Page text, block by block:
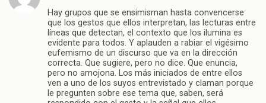
Hay grupos que se ensimisman hasta convencerse
que los gestos que ellos interpretan, las lecturas entre
líneas que detectan, el contexto que los ilumina es
evidente para todos. Y aplauden a rabiar el vigésimo
eufemismo de un discurso que va en la dirección
correcta. Que sugiere, pero no dice. Que enuncia,
pero no amojona. Los más iniciados de entre ellos
ven a uno de los suyos entrevistado y claman porque
le pregunten sobre ese tema que, saben, será